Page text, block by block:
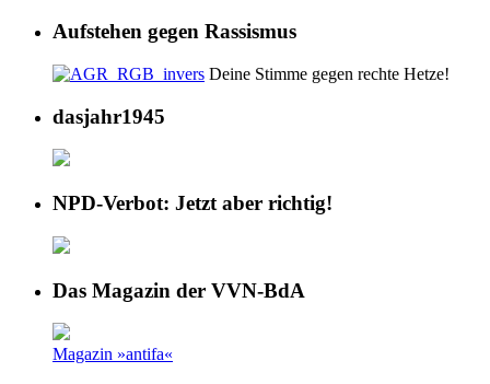
Aufstehen gegen Rassismus
Deine Stimme gegen rechte Hetze!
dasjahr1945
NPD-Verbot: Jetzt aber richtig!
Das Magazin der VVN-BdA
Magazin »antifa«